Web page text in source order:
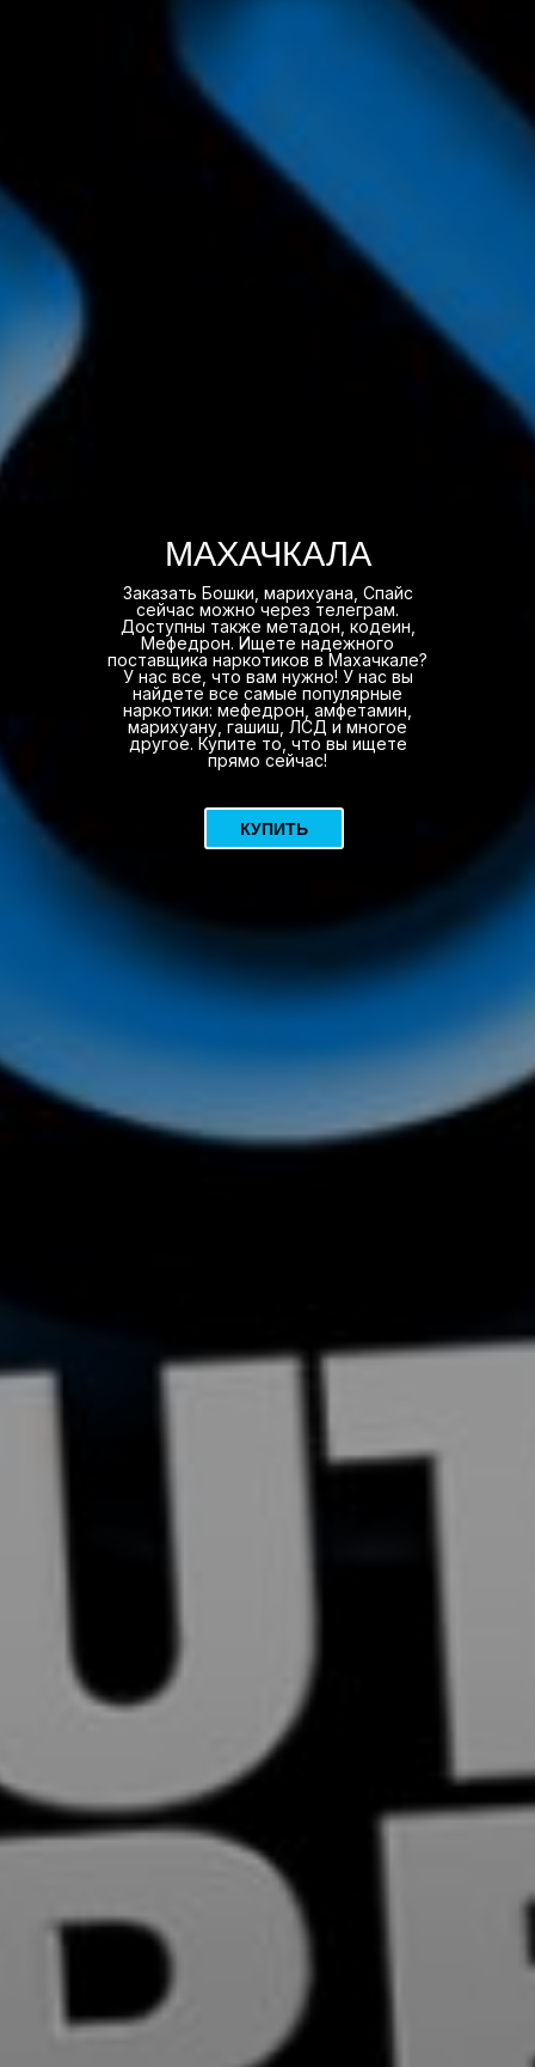
МАХАЧКАЛА
Заказать Бошки, марихуана, Спайс
сейчас можно через телеграм.
Доступны также метадон, кодеин,
Мефедрон. Ищете надежного
поставщика наркотиков в Махачкале?
У нас все, что вам нужно! У нас вы
найдете все самые популярные
наркотики: мефедрон, амфетамин,
марихуану, гашиш, ЛСД и многое
другое. Купите то, что вы ищете
прямо сейчас!
КУПИТЬ